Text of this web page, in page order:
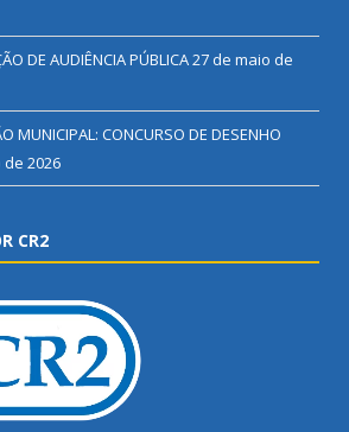
DE AUDIÊNCIA PÚBLICA27 de maio de
MUNICIPAL: CONCURSO DE DESENHO
2026
CR2